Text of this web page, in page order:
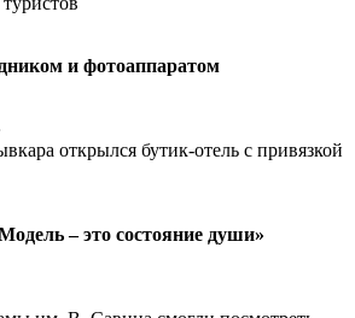
и фотоаппаратом
открылся бутик-отель с привязкой
– это состояние души»